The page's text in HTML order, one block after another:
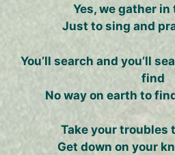
Yes, we gather in
Just to sing and
You’ll search and you’ll
find
No way on earth to
Take your troubles
Get down on your